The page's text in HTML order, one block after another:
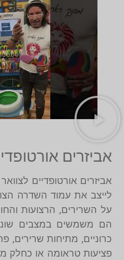
אביזרים
אביזרים אורטופדיים
לייצב את עמוד השדרה
על השרירים, הרצועות
הם משמשים במצבים
כרוניים, מתיחות שרירים,
פציעות טראומה או כחלק